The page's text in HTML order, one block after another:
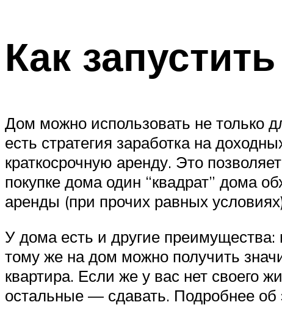
Как
Дом можно использовать не только
есть стратегия заработка на
краткосрочную аренду. Это
покупке дома один “квадрат” дома
аренды (при прочих равных
У дома есть и другие преимущества:
тому же на дом можно получить
квартира. Если же у вас нет своего
остальные — сдавать. Подробнее об